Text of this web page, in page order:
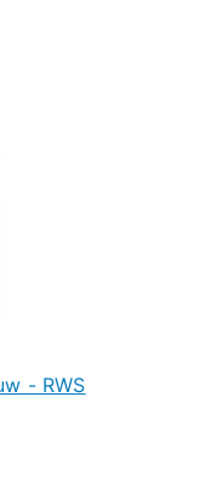
- RWS